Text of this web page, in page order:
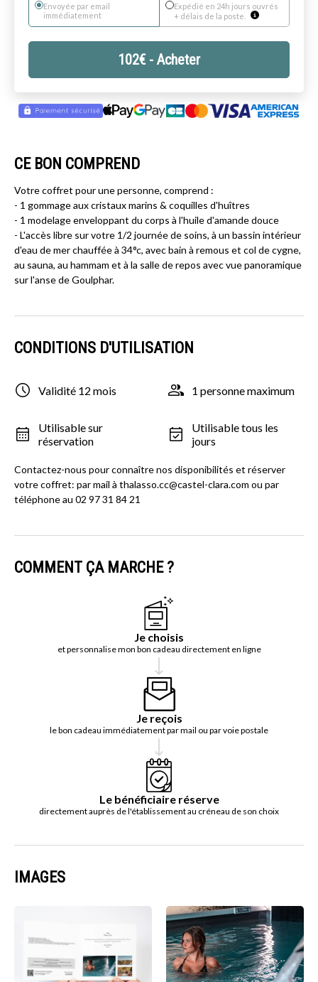
Envoyée par email
immédiatement
Expédié en 24h jours ouvrés
+ délais de la poste.
102€ - Acheter
CE BON COMPREND
Votre coffret pour une personne, comprend :
- 1 gommage aux cristaux marins & coquilles d'huîtres
- 1 modelage enveloppant du corps à l'huile d'amande douce
- L'accès libre sur votre 1/2 journée de soins, à un bassin intérieur
d'eau de mer chauffée à 34°c, avec bain à remous et col de cygne,
au sauna, au hammam et à la salle de repos avec vue panoramique
sur l'anse de Goulphar.
CONDITIONS D'UTILISATION
Validité 12 mois 1 personne maximum
Utilisable sur
réservation
Utilisable tous les
jours
Contactez-nous pour connaître nos disponibilités et réserver
votre coffret: par mail à thalasso.cc@castel-clara.com ou par
téléphone au 02 97 31 84 21
COMMENT ÇA MARCHE ?
Je choisis
et personnalise mon bon cadeau directement en ligne
Je reçois
le bon cadeau immédiatement par mail ou par voie postale
Le bénéficiaire réserve
directement auprès de l'établissement au créneau de son choix
IMAGES